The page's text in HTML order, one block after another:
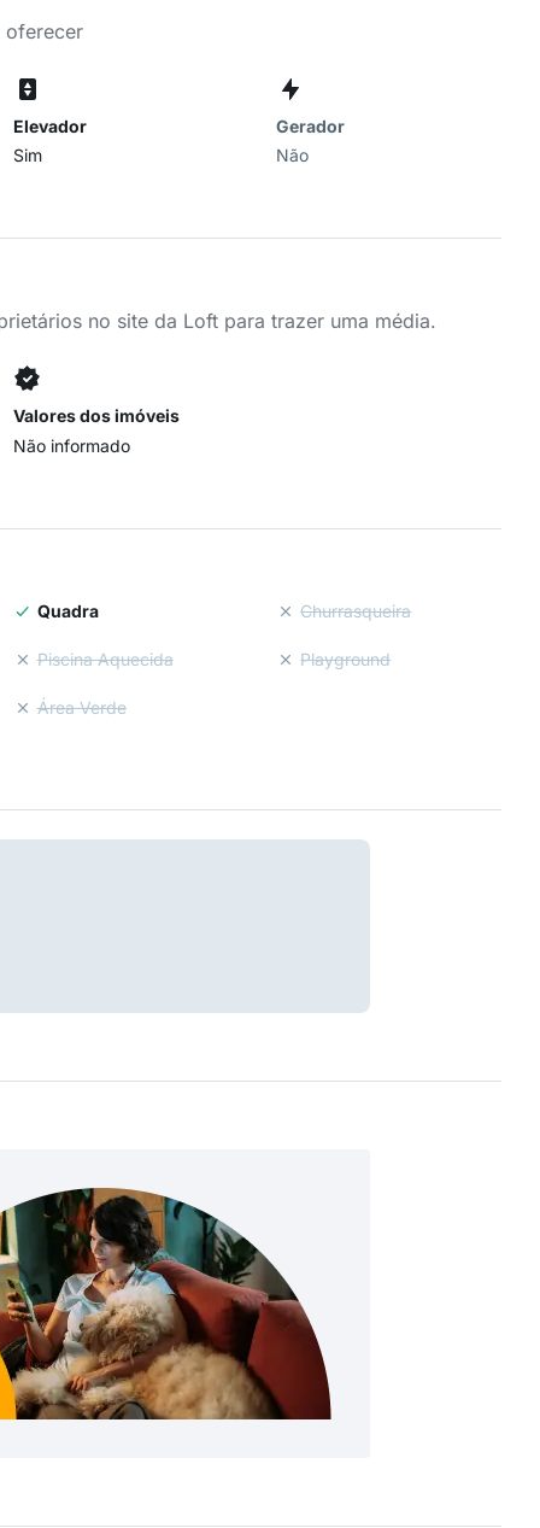
oferecer
Elevador
Sim
Gerador
Não
no site da Loft para trazer uma média.
Valores dos imóveis
Não informado
Quadra Churrasqueira
Piscina Aquecida Playground
Área Verde